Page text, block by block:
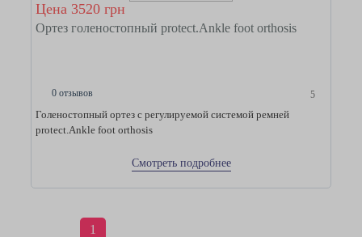
Цена 3520 грн
Ортез голеностопный protect.Ankle foot orthosis
0 отзывов 5
Голеностопный ортез с регулируемой системой ремней
protect.Ankle foot orthosis
Смотреть подробнее
1